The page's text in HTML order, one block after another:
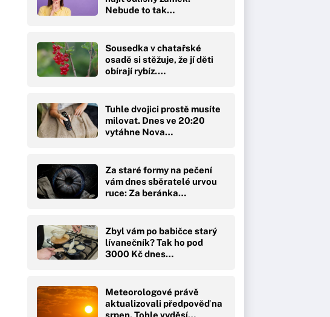
Nebude to tak…
Sousedka v chatařské
osadě si stěžuje, že jí děti
obírají rybíz.…
Tuhle dvojici prostě musíte
milovat. Dnes ve 20:20
vytáhne Nova…
Za staré formy na pečení
vám dnes sběratelé urvou
ruce: Za beránka…
Zbyl vám po babičce starý
lívanečník? Tak ho pod
3000 Kč dnes…
Meteorologové právě
aktualizovali předpověď na
srpen. Tohle vyděsí…